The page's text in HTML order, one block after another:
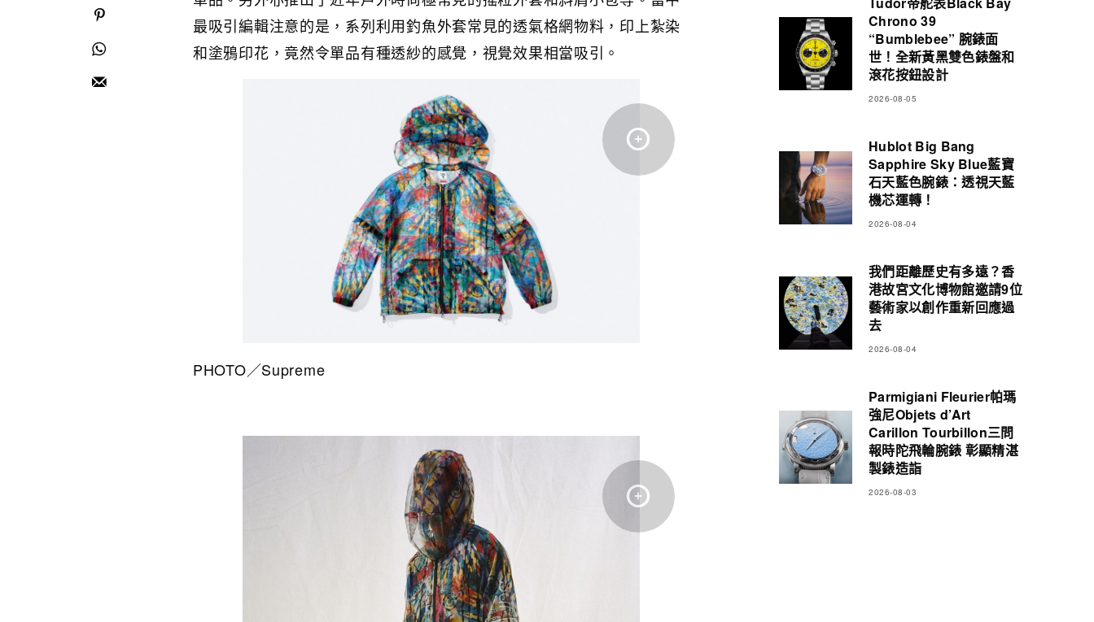
最吸引編輯注意的是，系列利用釣魚外套常見的透氣格網物料，印上紮染
和塗鴉印花，竟然令單品有種透紗的感覺，視覺效果相當吸引。
PHOTO／Supreme
Chrono 39
“Bumblebee” 腕錶面
世！全新黃黑雙色錶盤和
滾花按鈕設計
2026-08-05
Hublot Big Bang
Sapphire Sky Blue藍寶
石天藍色腕錶：透視天藍
機芯運轉！
2026-08-04
我們距離歷史有多遠？香
港故宮文化博物館邀請9位
藝術家以創作重新回應過
去
2026-08-04
Parmigiani Fleurier帕瑪
強尼Objets d’Art
Carillon Tourbillon三問
報時陀飛輪腕錶 彰顯精湛
製錶造詣
2026-08-03